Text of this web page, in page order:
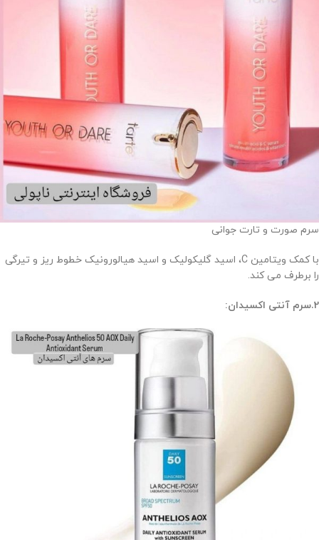
سرم صورت و تارت جوانی
با کمک ویتامین C، اسید گلیکولیک و اسید هیالورونیک خطوط ریز و تیرگی
را برطرف می کند.
2.سرم آنتی اکسیدان: